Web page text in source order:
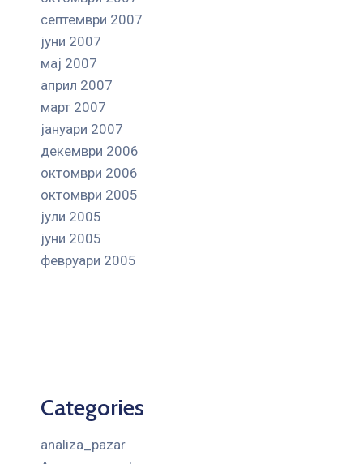
септември 2007
јуни 2007
мај 2007
април 2007
март 2007
јануари 2007
декември 2006
октомври 2006
октомври 2005
јули 2005
јуни 2005
февруари 2005
Categories
analiza_pazar